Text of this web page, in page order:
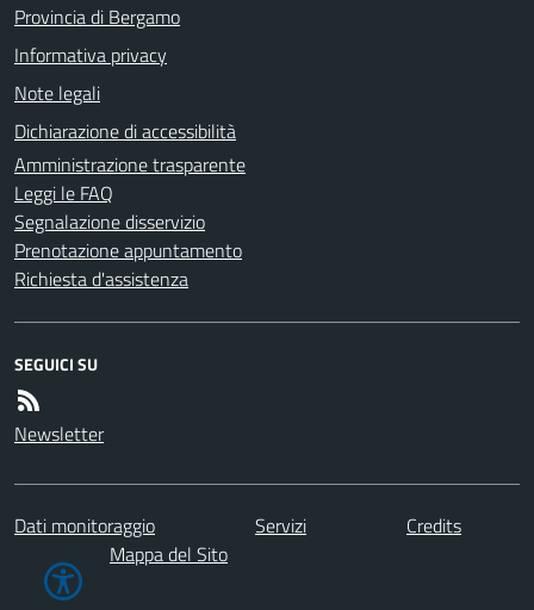
Provincia di Bergamo
Informativa privacy
Note legali
Dichiarazione di accessibilità
Amministrazione trasparente
Leggi le FAQ
Segnalazione disservizio
Prenotazione appuntamento
Richiesta d'assistenza
SEGUICI SU
Newsletter
Dati monitoraggio Servizi
Credits
Mappa del Sito